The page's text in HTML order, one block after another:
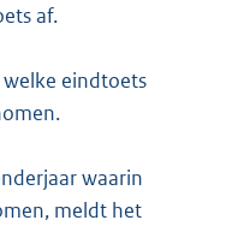
af.
welke eindtoets
waarin
meldt het